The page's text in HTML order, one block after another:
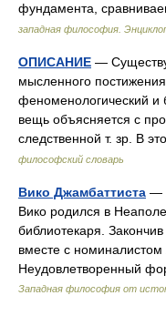
фундамента,
западная философия.
ОПИСАНИЕ —
мысленного
феноменологический и
вещь объясняется с
следственной т. зр. В
философский словарь
Вико Джамбаттиста —
Вико родился в
библиотекаря.
вместе с
Неудовлетворенный
Западная философия от